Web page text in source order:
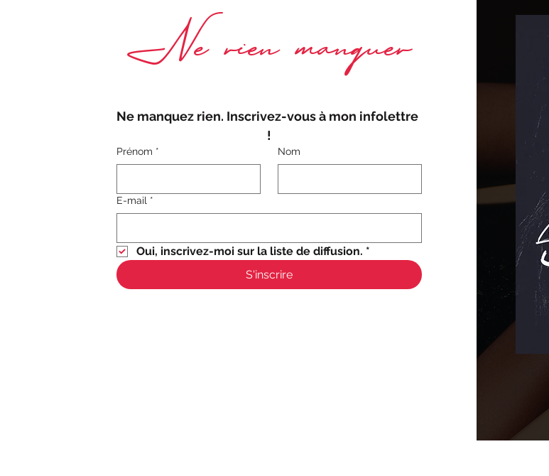
Ne rien manquer
Ne manquez rien. Inscrivez-vous à mon infolettre
!
Prénom * Nom
E-mail *
Oui, inscrivez-moi sur la liste de diffusion. *
S'inscrire